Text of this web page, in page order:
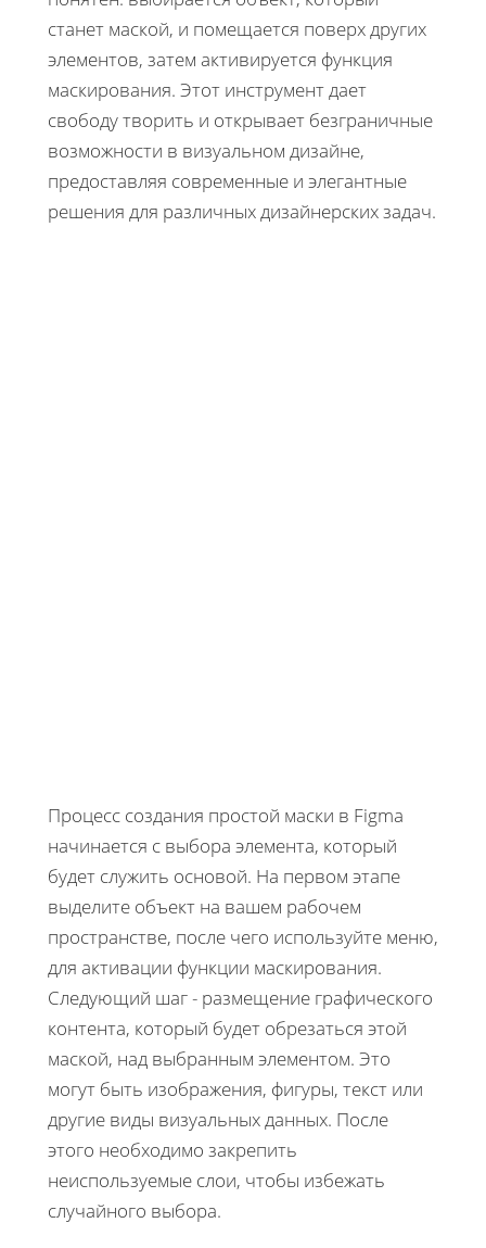
станет маской, и помещается поверх других
элементов, затем активируется функция
маскирования. Этот инструмент дает
свободу творить и открывает безграничные
возможности в визуальном дизайне,
предоставляя современные и элегантные
решения для различных дизайнерских задач.
Процесс создания простой маски в Figma
начинается с выбора элемента, который
будет служить основой. На первом этапе
выделите объект на вашем рабочем
пространстве, после чего используйте меню,
для активации функции маскирования.
Следующий шаг - размещение графического
контента, который будет обрезаться этой
маской, над выбранным элементом. Это
могут быть изображения, фигуры, текст или
другие виды визуальных данных. После
этого необходимо закрепить
неиспользуемые слои, чтобы избежать
случайного выбора.